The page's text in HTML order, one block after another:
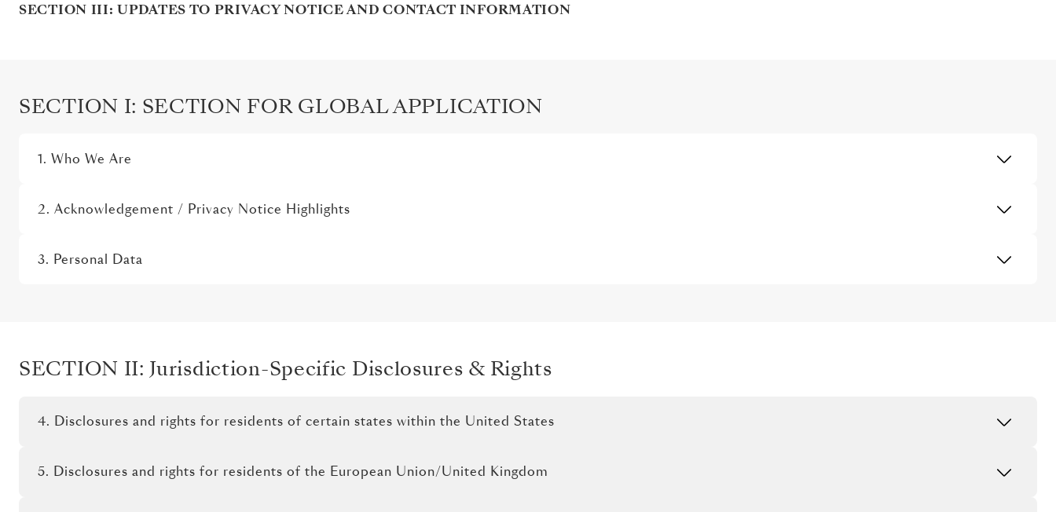
SECTION III: UPDATES TO PRIVACY NOTICE AND CONTACT INFORMATION
SECTION I: SECTION FOR GLOBAL APPLICATION
1. Who We Are
2. Acknowledgement / Privacy Notice Highlights
3. Personal Data
SECTION II: Jurisdiction-Specific Disclosures & Rights
4. Disclosures and rights for residents of certain states within the United States
5. Disclosures and rights for residents of the European Union/United Kingdom